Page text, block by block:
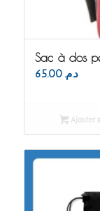
Sac à dos
د.م. 65.00
Ajouter